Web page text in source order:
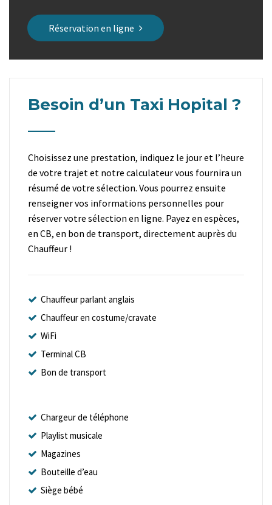
Réservation en ligne
Besoin d’un Taxi Hopital ?
Choisissez une prestation, indiquez le jour et l’heure
de votre trajet et notre calculateur vous fournira un
résumé de votre sélection. Vous pourrez ensuite
renseigner vos informations personnelles pour
réserver votre sélection en ligne. Payez en espèces,
en CB, en bon de transport, directement auprès du
Chauffeur !
Chauffeur parlant anglais
Chauffeur en costume/cravate
WiFi
Terminal CB
Bon de transport
Chargeur de téléphone
Playlist musicale
Magazines
Bouteille d’eau
Siège bébé